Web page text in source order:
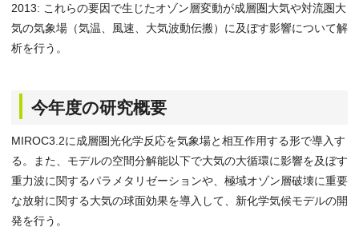
2013: これらの要因で生じたオゾン層変動が成層圏大気や対流圏大
気の気象場（気温、風速、大気波動伝搬）に及ぼす影響について解
析を行う。
今年度の研究概要
MIROC3.2に成層圏光化学反応を気象場と相互作用する形で導入す
る。また、モデルの空間分解能以下で大気の大循環に影響を及ぼす
重力波に関するパラメタリゼーションや、極域オゾン層破壊に重要
な放射に関する大気の球面効果を導入して、新化学気候モデルの開
発を行う。